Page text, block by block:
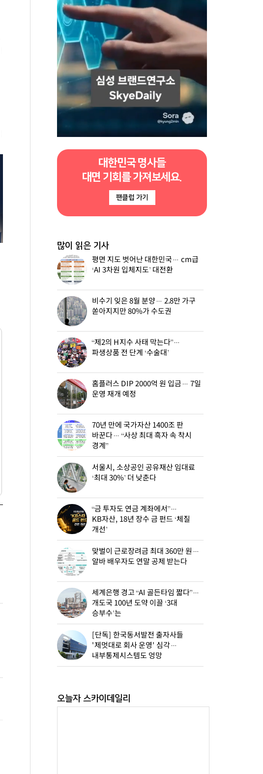
대한민국 명사들
대면 기회를 가져보세요.
팬클럽 가기
많이 읽은 기사
평면 지도 벗어난 대한민국… cm급
‘AI 3차원 입체지도’ 대전환
비수기 잊은 8월 분양… 2.8만 가구
쏟아지지만 80%가 수도권
“제2의 H지수 사태 막는다”…
파생상품 전 단계 ‘수술대’
홈플러스 DIP 2000억 원 입금… 7일
운영 재개 예정
70년 만에 국가자산 1400조 판
바꾼다… “사상 최대 흑자 속 착시
경계”
서울시, 소상공인 공유재산 임대료
‘최대 30%’ 더 낮춘다
“금 투자도 연금 계좌에서”…
KB자산, 18년 장수 금 펀드 ‘체질
개선’
맞벌이 근로장려금 최대 360만 원…
알바 배우자도 연말 공제 받는다
세계은행 경고 “AI 골든타임 짧다”…
개도국 100년 도약 이끌 ‘3대
승부수’는
[단독] 한국동서발전 출자사들
'제멋대로 회사 운영' 심각…
내부통제시스템도 엉망
오늘자 스카이데일리